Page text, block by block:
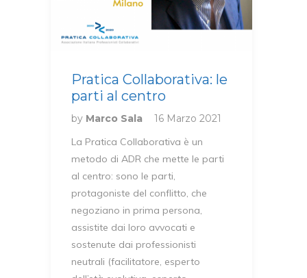
Pratica Collaborativa: le
parti al centro
by Marco Sala
16 Marzo 2021
La Pratica Collaborativa è un
metodo di ADR che mette le parti
al centro: sono le parti,
protagoniste del conflitto, che
negoziano in prima persona,
assistite dai loro avvocati e
sostenute dai professionisti
neutrali (facilitatore, esperto